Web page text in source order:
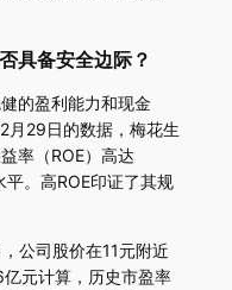
具备安全边际？
的盈利能力和现金
月29日的数据，梅花生
率（ROE）高达
。高ROE印证了其规
公司股价在11元附近
元计算，历史市盈率